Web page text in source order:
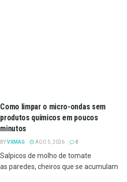
Como limpar o micro-ondas sem
produtos químicos em poucos
minutos
BYVXMAG AGO 5, 2026 0
Salpicos de molho de tomate
paredes, cheiros que se acumulam